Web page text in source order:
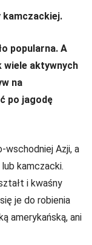
kamczackiej.
popularna. A
wiele aktywnych
na
po jagodę
wschodniej Azji, a
kamczacki.
i kwaśny
je do robienia
amerykańską, ani